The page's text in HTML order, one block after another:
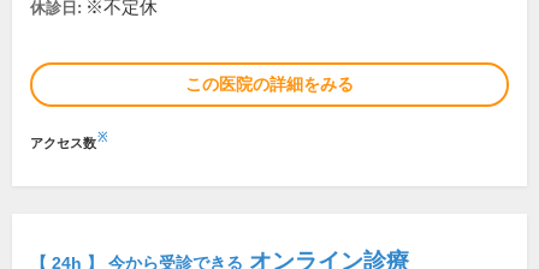
休診日: ※不定休
この医院の詳細をみる
アクセス数※
【 24h 】 今から受診できる オンライン診療